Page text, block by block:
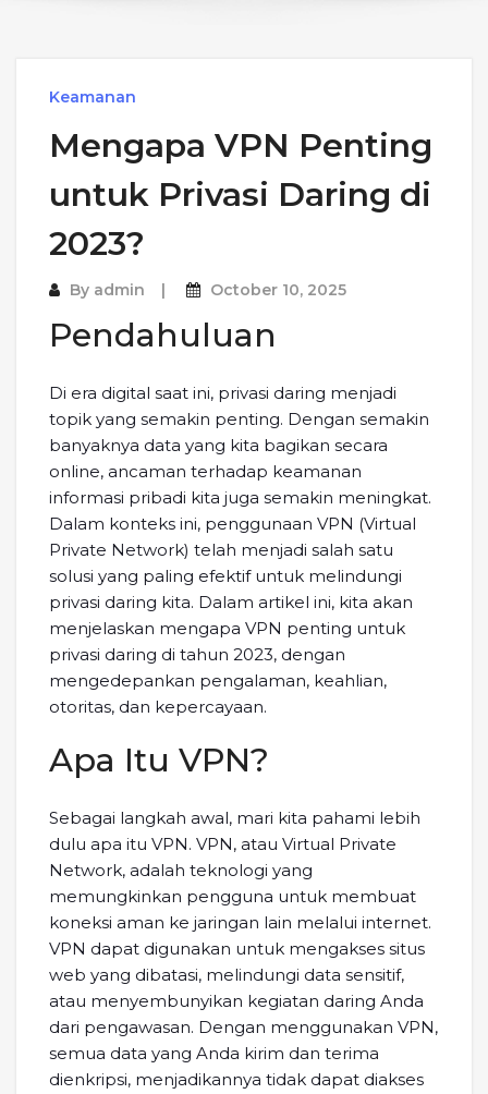
Keamanan
Mengapa VPN Penting
untuk Privasi Daring di
2023?
By admin October 10, 2025
Pendahuluan
Di era digital saat ini, privasi daring menjadi
topik yang semakin penting. Dengan semakin
banyaknya data yang kita bagikan secara
online, ancaman terhadap keamanan
informasi pribadi kita juga semakin meningkat.
Dalam konteks ini, penggunaan VPN (Virtual
Private Network) telah menjadi salah satu
solusi yang paling efektif untuk melindungi
privasi daring kita. Dalam artikel ini, kita akan
menjelaskan mengapa VPN penting untuk
privasi daring di tahun 2023, dengan
mengedepankan pengalaman, keahlian,
otoritas, dan kepercayaan.
Apa Itu VPN?
Sebagai langkah awal, mari kita pahami lebih
dulu apa itu VPN. VPN, atau Virtual Private
Network, adalah teknologi yang
memungkinkan pengguna untuk membuat
koneksi aman ke jaringan lain melalui internet.
VPN dapat digunakan untuk mengakses situs
web yang dibatasi, melindungi data sensitif,
atau menyembunyikan kegiatan daring Anda
dari pengawasan. Dengan menggunakan VPN,
semua data yang Anda kirim dan terima
dienkripsi, menjadikannya tidak dapat diakses